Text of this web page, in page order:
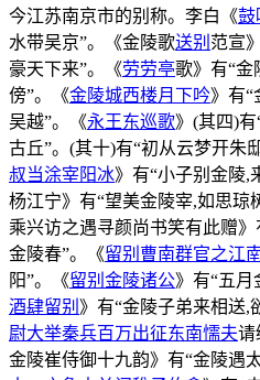
今江苏南京市的别称。李白《鼓
水带吴京”。《金陵歌送别 范宣
豪天下来”。《劳劳亭歌》有“金
傍”。《金陵城西楼月下吟》有“
吴越”。《永王东巡歌》(其四)
古丘”。(其十)有“初从云梦开朱
叔当涂宰阳冰》有“小子别金陵,
杨江宁》有“望美金陵宰,如思琼
乘兴访之遇寻颜尚书笑有此赠
金陵春”。《留别曹南群官之江
阳”。《留别金陵诸公》有“五月
酒肆留别 》有“金陵子弟来相送,
尉大举秦兵百万出征东南懦夫请
金陵崔侍御十九韵》有“金陵遇